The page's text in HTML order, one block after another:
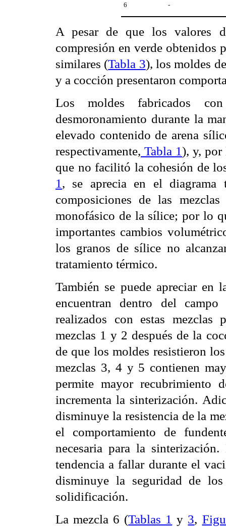
6 -
A pesar de que los valores
compresión en verde obtenidos
similares (Tabla 3), los moldes
y a cocción presentaron
Los moldes fabricados
desmoronamiento durante la
elevado contenido de arena
respectivamente, Tabla 1), y, por
que no facilitó la cohesión de
1 , se aprecia en el diagrama
composiciones de las
monofásico de la sílice; por lo
importantes cambios
los granos de sílice no
tratamiento térmico.
También se puede apreciar en
encuentran dentro del
realizados con estas mezclas
mezclas 1 y 2 después de la
de que los moldes resistieron
mezclas 3, 4 y 5 contienen
permite mayor
incrementa la sinterización.
disminuye la resistencia de la
el comportamiento de
necesaria para la
tendencia a fallar durante el
disminuye la seguridad de
solidificación.
La mezcla 6 (Tablas 1 y 3,